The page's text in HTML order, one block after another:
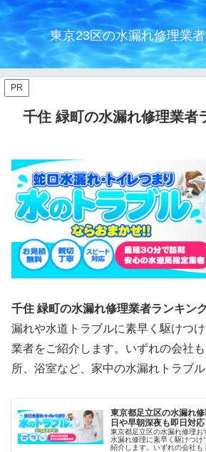
東京23区の水漏れ修理業
PR
千住 緑町の水漏れ修理業者
千住 緑町の水漏れ修理業者ランキン
漏れや水道トラブルに素早く駆けつ
業者をご紹介します。いずれの会社
所、浴室など、家中の水漏れトラブ
東京都足立区の水漏れ
日や早朝深夜も即日対応
東京都足立区の水漏れ修理
水漏れ修理に素早く駆けつ
紹介します。いずれの会社も